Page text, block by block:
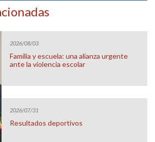
2026/08/03
Familia y escuela: una alianza urgente
ante la violencia escolar
2026/07/31
Resultados deportivos